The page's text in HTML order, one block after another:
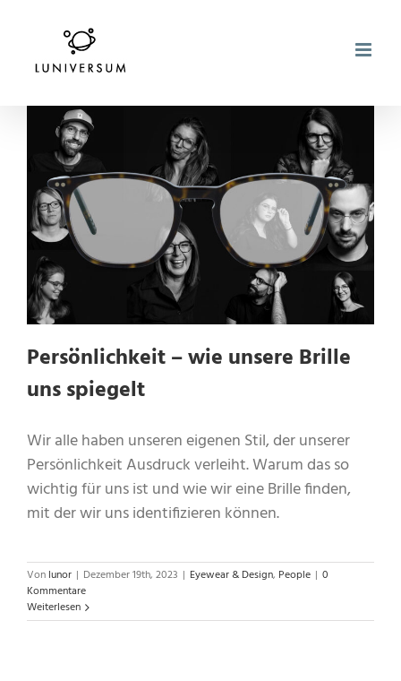
springen
Persönlichkeit – wie unsere Brille
uns spiegelt
Wir alle haben unseren eigenen Stil, der unserer
Persönlichkeit Ausdruck verleiht. Warum das so
wichtig für uns ist und wie wir eine Brille finden,
mit der wir uns identifizieren können.
Von lunor | Dezember 19th, 2023 | Eyewear & Design, People | 0
Kommentare
Weiterlesen